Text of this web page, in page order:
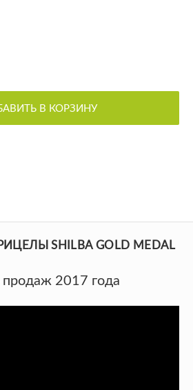
SHILBA GOLD MEDAL
2017 года
В КОРЗИНУ